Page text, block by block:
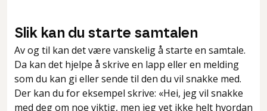
Slik kan du starte samtalen
Av og til kan det være vanskelig å starte en samtale.
Da kan det hjelpe å skrive en lapp eller en melding
som du kan gi eller sende til den du vil snakke med.
Der kan du for eksempel skrive: «Hei, jeg vil snakke
med deg om noe viktig, men jeg vet ikke helt hvordan